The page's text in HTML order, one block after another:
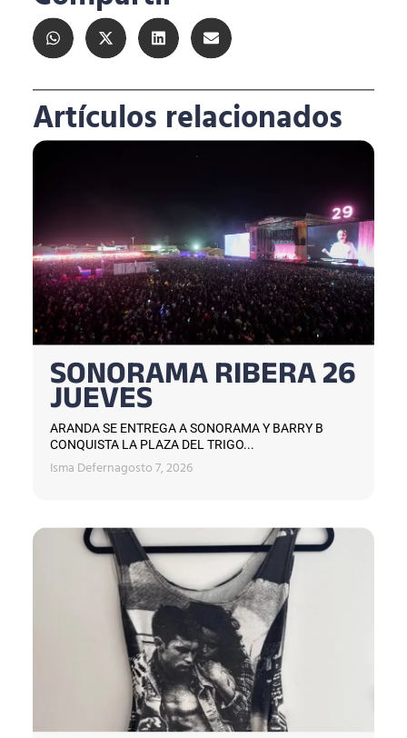
Artículos relacionados
SONORAMA RIBERA 26
JUEVES
ARANDA SE ENTREGA A SONORAMA Y BARRY B
CONQUISTA LA PLAZA DEL TRIGO...
Isma Defernagosto 7, 2026